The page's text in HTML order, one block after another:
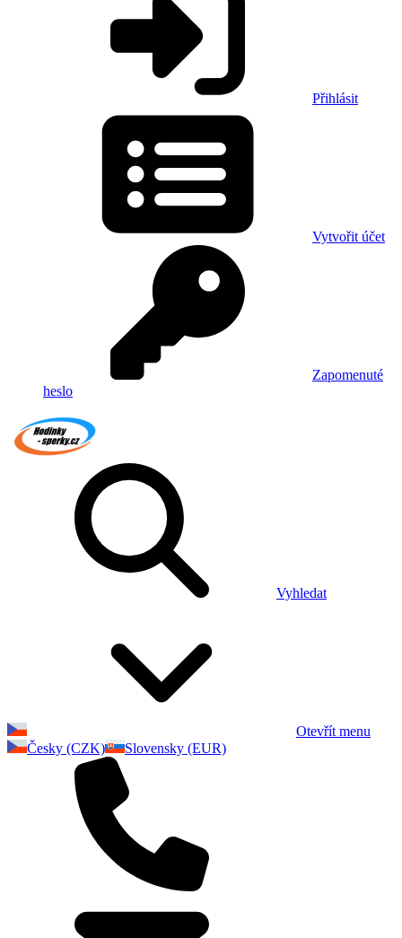
Přihlásit
Vytvořit účet
Zapomenuté
heslo
Vyhledat
Otevřít menu
Česky (CZK)
Slovensky (EUR)